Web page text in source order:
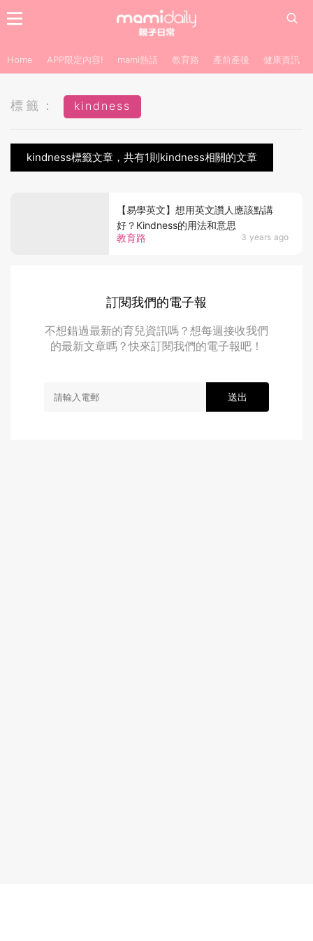
Home APP限定內容! mami熱話 教育路 產前產後 健康資訊
標籤： kindness
kindness標籤文章，共有1則kindness相關的文章
教育路 3 years ago
【易學英文】想用英文讚人應該點講
好？Kindness的用法和意思
訂閱我們的電子報
不想錯過最新的育兒資訊嗎？想每週接收我們
的最新文章嗎？快來訂閱我們的電子報吧！
送出